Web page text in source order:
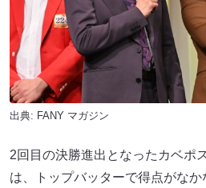
出典: FANY マガジン
2回目の決勝進出となったカベポ
は、トップバッターで得点がな